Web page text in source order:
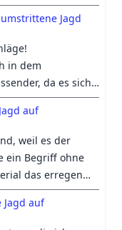
wir insb. der KI
haben.
Jagd
in dem
da es sich
handelt. So
selbst erstellte
keinen
solche
realer
auf
weil es der
ein Begriff ohne
das erregen
Jagd auf